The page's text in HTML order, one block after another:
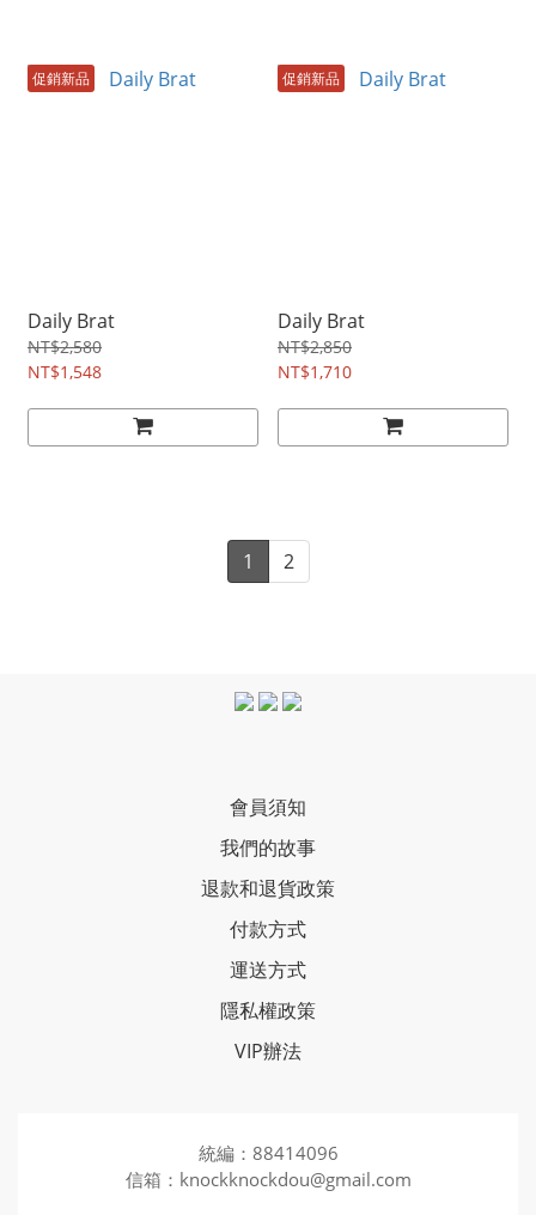
促銷新品
Daily Brat
NT$2,580
NT$1,548
促銷新品
Daily Brat
NT$2,850
NT$1,710
1 2
會員須知
我們的故事
退款和退貨政策
付款方式
運送方式
隱私權政策
VIP辦法
統編：88414096
信箱：knockknockdou@gmail.com